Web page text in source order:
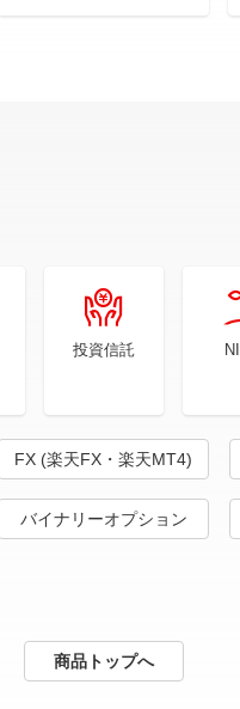
投資信託
FX (楽天FX・楽天MT4)
バイナリーオプション
商品トップへ